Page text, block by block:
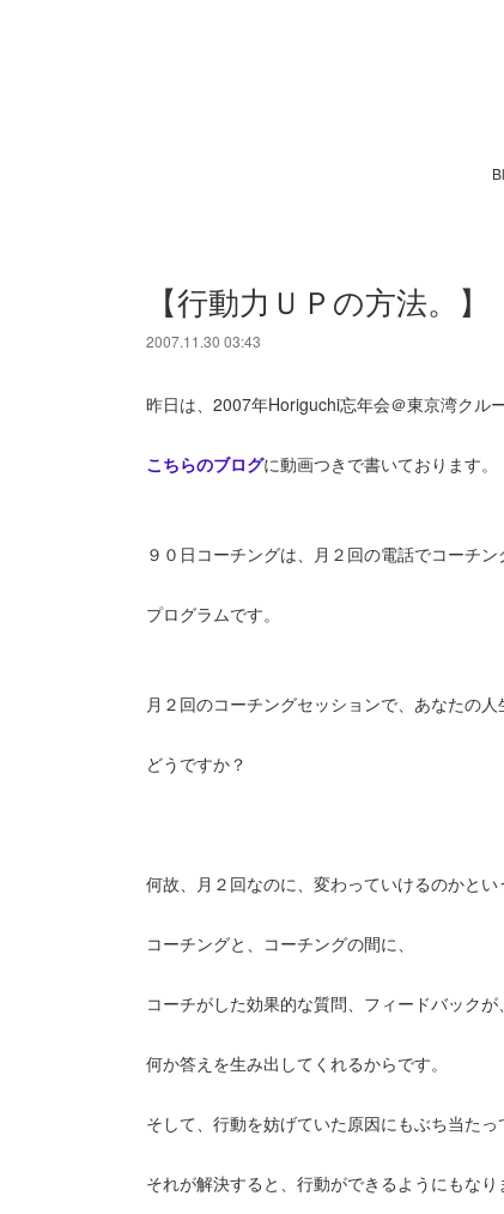
【行動力ＵＰの方法。】
2007.11.30 03:43
昨日は、2007年Horiguchi忘年会＠東京湾クル
こちらのブログに動画つきで書いております。
９０日コーチングは、月２回の電話でコーチン
プログラムです。
月２回のコーチングセッションで、あなたの
どうですか？
何故、月２回なのに、変わっていけるのかとい
コーチングと、コーチングの間に、
コーチがした効果的な質問、フィードバックが
何か答えを生み出してくれるからです。
そして、行動を妨げていた原因にもぶち当たっ
それが解決すると、行動ができるようにもなり